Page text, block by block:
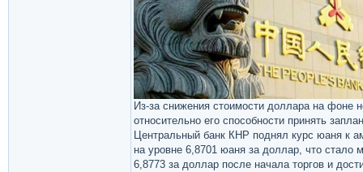
Из-за снижения стоимости доллара на фоне
относительно его способности принять
Центральный банк КНР поднял курс юаня к
на уровне 6,8701 юаня за доллар, что
6,8773 за доллар после начала торгов и